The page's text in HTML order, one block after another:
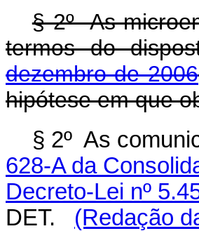
§ 2º As
termos do
dezembro de 2006
hipótese em que
§ 2º As
628-A da
Decreto-Lei nº
DET.
(Redação